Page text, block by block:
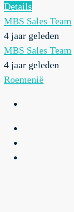
Details
MBS Sales Team
4 jaar geleden
MBS Sales Team
4 jaar geleden
Roemenië